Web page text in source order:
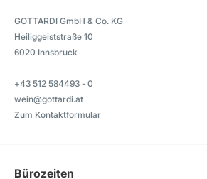
GOTTARDI GmbH & Co. KG
Heiliggeiststraße 10
6020 Innsbruck
+43 512 584493 - 0
wein@gottardi.at
Zum Kontaktformular
Bürozeiten